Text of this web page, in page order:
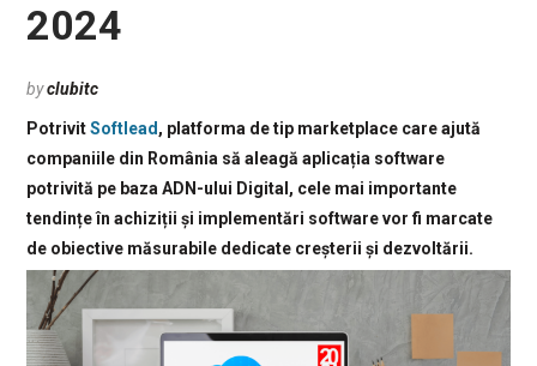
2024
byclubitc
PotrivitSoftlead, platforma de tip marketplace care ajută
companiile din România să aleagă aplicația software
potrivită pe baza ADN-ului Digital, cele mai importante
tendințe în achiziții și implementări software vor fi marcate
de obiective măsurabile dedicate creșterii și dezvoltării.